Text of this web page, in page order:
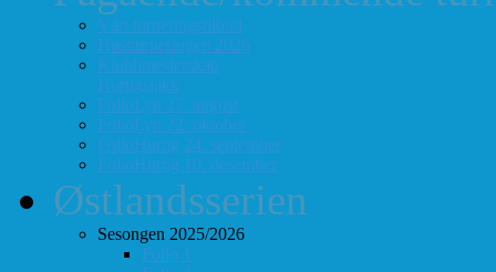
Vårt turneringstilbud
Høstturneringen 2026
Klubbmesterskap
Hurtigsjakk
FolloLyn 27. august
FolloLyn 22. oktober
FolloHurtig 24. september
FolloHurtig 10. desember
Østlandsserien
Sesongen 2025/2026
Follo 1